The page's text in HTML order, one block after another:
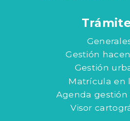
Gestión
Gestión
Matrícula en
Agenda gestión
Visor